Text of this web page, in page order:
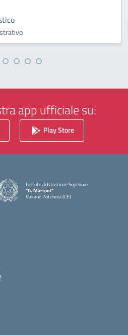
app ufficiale su:
Play Store
Istituto di Istruzione Superiore
"G. Marconi"
Vairano Patenora (CE)